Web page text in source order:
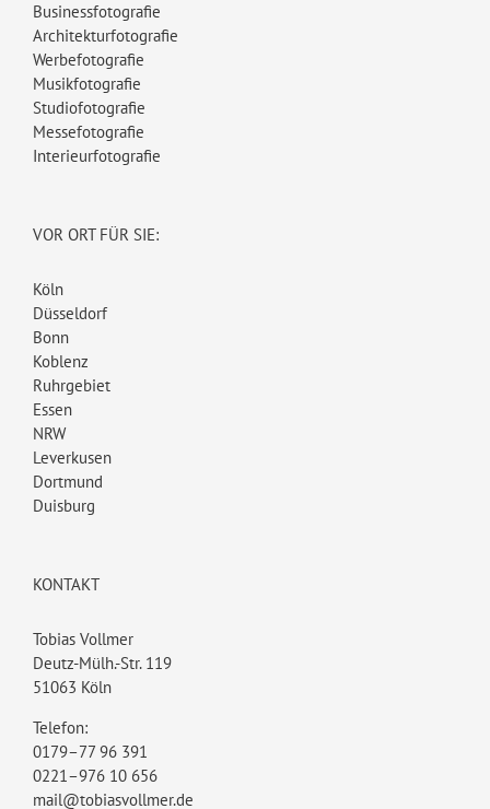
Businessfotografie
Architekturfotografie
Werbefotografie
Musikfotografie
Studiofotografie
Messefotografie
Interieurfotografie
VOR ORT FÜR SIE:
Köln
Düsseldorf
Bonn
Koblenz
Ruhrgebiet
Essen
NRW
Leverkusen
Dortmund
Duisburg
KONTAKT
Tobias Vollmer
Deutz-Mülh.-Str. 119
51063 Köln
Telefon:
0179–77 96 391
0221–976 10 656
mail@tobiasvollmer.de